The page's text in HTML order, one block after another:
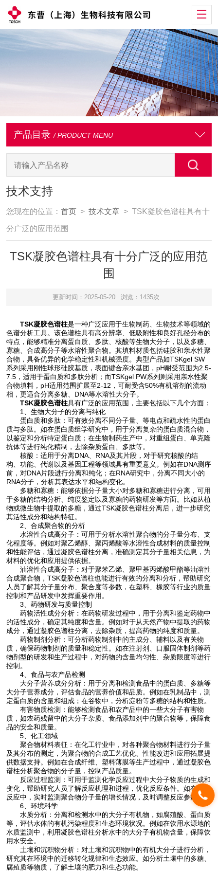
产品目录 / PRODUCT MENU
技术支持
您现在的位置：首页 >技术文章 > TSK凝胶色谱柱具有十
分广泛的应用范围
TSK凝胶色谱柱具有十分广泛的应用范
围
更新时间：2025-05-20 浏览：1435次
TSK凝胶色谱柱是一种广泛应用于生物制药、生物技术等领域的
色谱分析工具。该色谱柱具有高分辨率、低吸附性和良好孔径分布的
特点，能够精准分离蛋白质、多肽、核酸等生物大分子，以及多糖、
寡糖、合成高分子等水溶性聚合物。其填料材质包括硅胶和亲水性聚
合物，具备优异的化学稳定性和机械强度。典型产品如TSKgel SW
系列采用刚性球形硅胶基质，表面键合亲水基团，pH耐受范围为2.5-
7.5，适用于蛋白质和多肽分析；而TSKgel PW系列则采用亲水性聚
合物填料，pH适用范围扩展至2-12，可耐受含50%有机溶剂的流动
相，更适合分离多糖、DNA等水溶性大分子。
TSK凝胶色谱柱具有广泛的应用范围，主要包括以下几个方面：
1、生物大分子的分离与纯化
蛋白质和多肽：可有效分离不同分子量、等电点和疏水性的蛋白
质与多肽。如在蛋白质组学研究中，用于分离复杂的蛋白质混合物，
以鉴定和分析特定蛋白质；在生物制药生产中，对重组蛋白、单克隆
抗体等进行纯化精制，去除杂质蛋白、多肽等。
核酸：适用于分离DNA、RNA及其片段，对于研究核酸的结
构、功能、代谢以及基因工程等领域具有重要意义。例如在DNA测序
前，对DNA片段进行分离和纯化；在RNA研究中，分离不同大小的
RNA分子，分析其表达水平和结构变化。
多糖和寡糖：能够依据分子量大小对多糖和寡糖进行分离，可用
于多糖的结构分析、纯度鉴定以及寡糖的药物研发等方面。比如从植
物或微生物中提取的多糖，通过TSK凝胶色谱柱分离后，进一步研究
其活性成分和结构特征。
2、合成聚合物的分析
水溶性合成高分子：可用于分析水溶性聚合物的分子量分布、支
化程度等。例如对聚乙烯醇、聚丙烯酸等水溶性合成材料的质量控制
和性能评估，通过凝胶色谱柱分离，准确测定其分子量相关信息，为
材料的优化和应用提供依据。
油溶性合成高分子：对于聚苯乙烯、聚甲基丙烯酸甲酯等油溶性
合成聚合物，TSK凝胶色谱柱也能进行有效的分离和分析，帮助研究
人员了解其分子量分布、聚合度等参数，在塑料、橡胶等行业的质量
控制和产品研发中发挥重要作用。
3、药物研发与质量控制
药物活性成分分析：在药物研发过程中，用于分离和鉴定药物中
的活性成分，确定其纯度和含量。例如对于从天然产物中提取的药物
成分，通过凝胶色谱柱分离，去除杂质，提高药物的纯度和质量。
药物制剂分析：可分析药物制剂中的主成分、辅料以及有关物
质，确保药物制剂的质量和稳定性。如在注射剂、口服固体制剂等药
物剂型的研发和生产过程中，对药物的含量均匀性、杂质限度等进行
控制。
4、食品与农产品检测
大分子营养成分分析：用于分离和检测食品中的蛋白质、多糖等
大分子营养成分，评估食品的营养价值和品质。例如在乳制品中，测
定蛋白质的含量和组成；在谷物中，分析淀粉等多糖的结构和性质。
有害物质检测：能够检测食品和农产品中的一些大分子有害物
质，如农药残留中的大分子杂质、食品添加剂中的聚合物等，保障食
品的安全和质量。
5、化工领域
聚合物材料表征：在化工行业中，对各种聚合物材料进行分子量
及其分布的测定，为聚合物的合成工艺优化、性能改进和应用拓展提
供数据支持。例如在合成纤维、塑料薄膜等生产过程中，通过凝胶色
谱柱分析聚合物的分子量，控制产品质量。
反应过程监测：可用于监测化学反应过程中大分子物质的生成和
变化，帮助研究人员了解反应机理和进程，优化反应条件。如在聚合
反应中，实时监测聚合物分子量的增长情况，及时调整反应参数。
6、环境科学
水质分析：分离和检测水中的大分子有机物，如腐殖酸、蛋白质
等，评估水体的有机污染程度和生态环境状况。例如在饮用水源地的
水质监测中，利用凝胶色谱柱分析水中的大分子有机物含量，保障饮
用水安全。
土壤和沉积物分析：对土壤和沉积物中的有机大分子进行分析，
研究其在环境中的迁移转化规律和生态效应。如分析土壤中的多糖、
腐殖质等物质，了解土壤的肥力和生态功能。